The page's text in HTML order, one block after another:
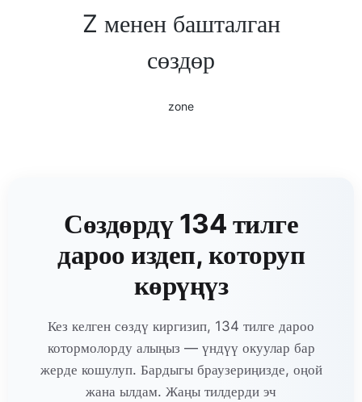
Z менен башталган
сөздөр
zone
Сөздөрдү 134 тилге
дароо издеп, которуп
көрүңүз
Кез келген сөздү киргизип, 134 тилге дароо
котормолорду алыңыз — үндүү окуулар бар
жерде кошулуп. Бардыгы браузериңизде, оңой
жана ылдам. Жаңы тилдерди эч